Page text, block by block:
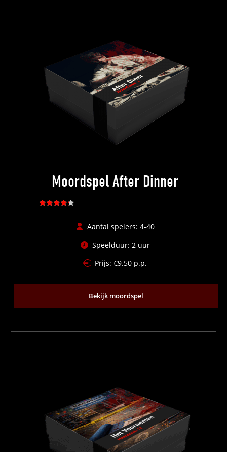
Moordspel After Dinner
Aantal spelers: 4-40
Speelduur: 2 uur
Prijs: €9.50 p.p.
Bekijk moordspel